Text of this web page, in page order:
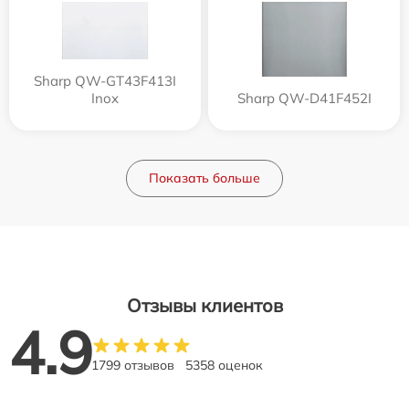
Sharp QW-GT43F413I
Inox
Sharp QW-D41F452I
Показать больше
Отзывы клиентов
4.91799 отзывов 5358 оценок